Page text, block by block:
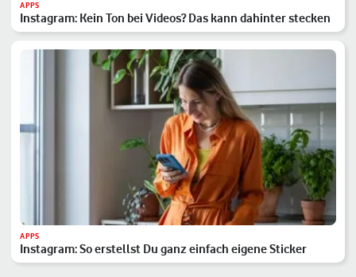
APPS
Instagram: Kein Ton bei Videos? Das kann dahinter stecken
APPS
Instagram: So erstellst Du ganz einfach eigene Sticker